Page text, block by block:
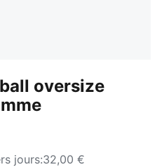
oversize
jours:32,00 €